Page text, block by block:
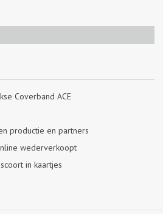
Coverband ACE
productie en partners
wederverkoopt
in kaartjes